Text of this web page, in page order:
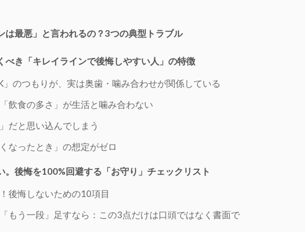
は最悪」と言われるの？3つの典型トラブル
べき「キレイラインで後悔しやすい人」の特徴
のつもりが、実は奥歯・噛み合わせが関係している
飲食の多さ」が生活と噛み合わない
だと思い込んでしまう
なったとき」の想定がゼロ
。後悔を100%回避する「お守り」チェックリスト
後悔しないための10項目
もう一段」足すなら：この3点だけは口頭ではなく書面で